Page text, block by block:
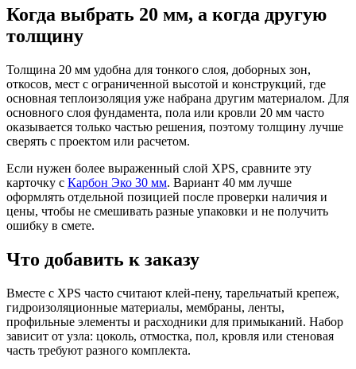
Когда выбрать 20 мм, а когда другую
толщину
Толщина 20 мм удобна для тонкого слоя, доборных зон,
откосов, мест с ограниченной высотой и конструкций, где
основная теплоизоляция уже набрана другим материалом. Для
основного слоя фундамента, пола или кровли 20 мм часто
оказывается только частью решения, поэтому толщину лучше
сверять с проектом или расчетом.
Если нужен более выраженный слой XPS, сравните эту
карточку с Карбон Эко 30 мм. Вариант 40 мм лучше
оформлять отдельной позицией после проверки наличия и
цены, чтобы не смешивать разные упаковки и не получить
ошибку в смете.
Что добавить к заказу
Вместе с XPS часто считают клей-пену, тарельчатый крепеж,
гидроизоляционные материалы, мембраны, ленты,
профильные элементы и расходники для примыканий. Набор
зависит от узла: цоколь, отмостка, пол, кровля или стеновая
часть требуют разного комплекта.